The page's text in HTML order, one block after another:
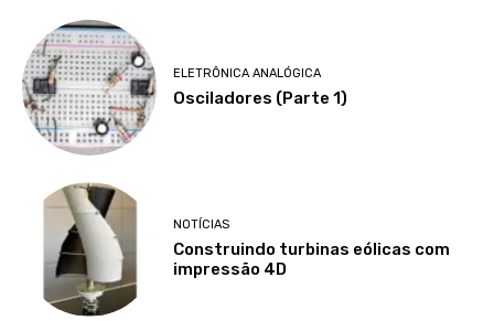
ELETRÔNICA ANALÓGICA
Osciladores (Parte 1)
NOTÍCIAS
Construindo turbinas eólicas com
impressão 4D